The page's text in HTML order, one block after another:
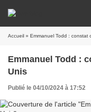
Accueil » Emmanuel Todd : constat
Emmanuel Todd :
Unis
Publié le 04/10/2024 à 17:52